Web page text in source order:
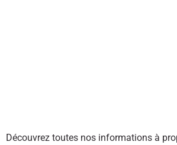
Découvrez toutes nos informations à